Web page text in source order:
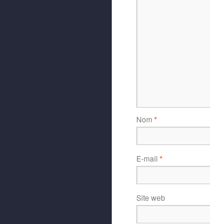
Nom *
E-mail *
Site web